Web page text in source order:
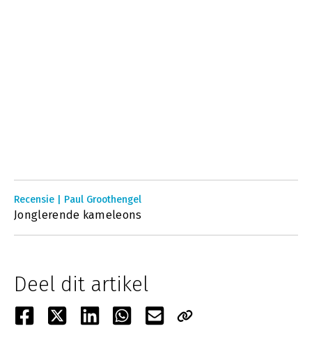
Recensie | Paul Groothengel
Jonglerende kameleons
Deel dit artikel